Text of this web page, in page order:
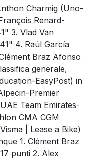
Charmig (Uno-
Renard-
3. Vlad Van
4. Raúl García
Braz Afonso
generale,
EasyPost) in
Premier
Team Emirates-
CMA CGM
| Lease a Bike)
1. Clément Braz
punti 2. Alex